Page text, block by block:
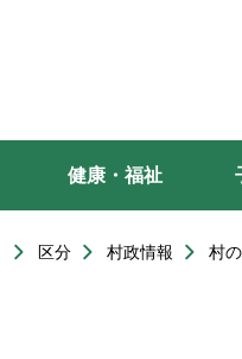
健康・福祉
区分 村政情報 村